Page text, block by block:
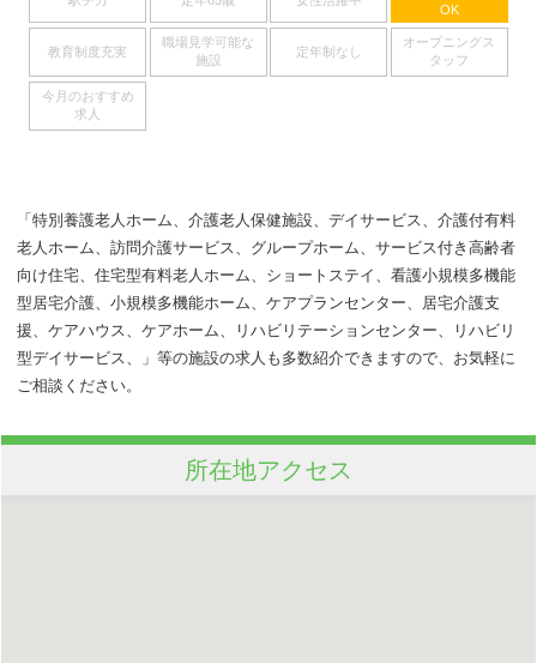
OK
教育制度充実
職場見学可能な
施設
定年制なし
オープニングス
タッフ
今月のおすすめ
求人
「特別養護老人ホーム、介護老人保健施設、デイサービス、介護付有料
老人ホーム、訪問介護サービス、グループホーム、サービス付き高齢者
向け住宅、住宅型有料老人ホーム、ショートステイ、看護小規模多機能
型居宅介護、小規模多機能ホーム、ケアプランセンター、居宅介護支
援、ケアハウス、ケアホーム、リハビリテーションセンター、リハビリ
型デイサービス、」等の施設の求人も多数紹介できますので、お気軽に
ご相談ください。
所在地アクセス